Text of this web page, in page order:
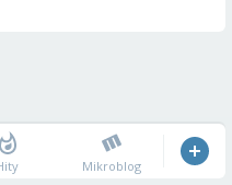
Mikroblog